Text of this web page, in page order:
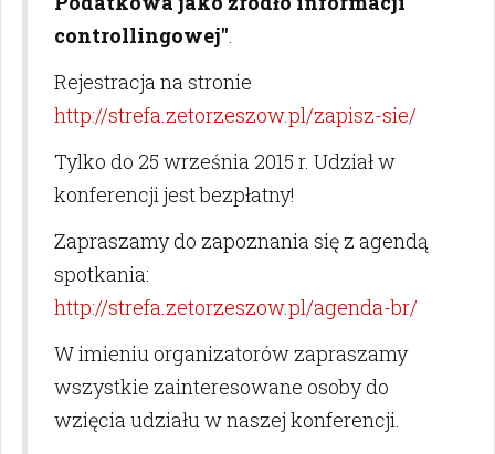
controllingowej".
Rejestracja na stronie
http://strefa.zetorzeszow.pl/zapisz-sie/
Tylko do 25 września 2015 r. Udział w
konferencji jest bezpłatny!
Zapraszamy do zapoznania się z agendą
spotkania:
http://strefa.zetorzeszow.pl/agenda-br/
W imieniu organizatorów zapraszamy
wszystkie zainteresowane osoby do
wzięcia udziału w naszej konferencji.